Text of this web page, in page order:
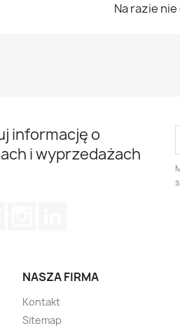
Na razie
informację o
i wyprzedażach
NASZA FIRMA
Kontakt
Sitemap